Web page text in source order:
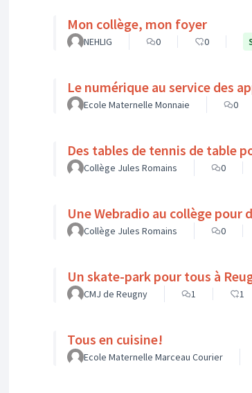
Mon collège, mon foyer
NEHLIG 0 0
Le numérique au service des
Ecole Maternelle Monnaie 0
Des tables de tennis de table
Collège Jules Romains 0
Une Webradio au collège pour
Collège Jules Romains 0
Un skate-park pour tous à
CMJ de Reugny 1 1
Tous en cuisine!
Ecole Maternelle Marceau Courier